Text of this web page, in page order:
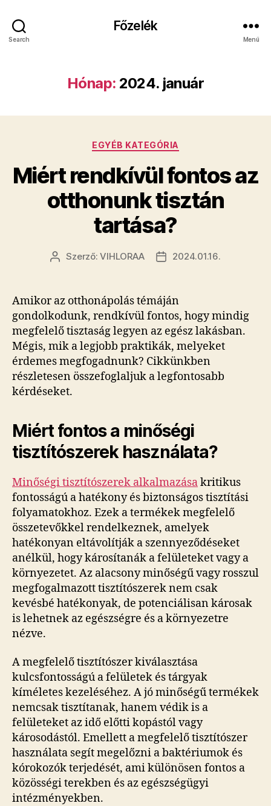
Search
Főzelék
Menü
Hónap: 2024. január
Kategóriák
EGYÉB KATEGÓRIA
Miért rendkívül fontos az
otthonunk tisztán
tartása?
Bejegyzés
Szerző:VIHLORAA
Bejegyzés
2024.01.16.
Amikor az otthonápolás témáján
gondolkodunk, rendkívül fontos, hogy mindig
megfelelő tisztaság legyen az egész lakásban.
Mégis, mik a legjobb praktikák, melyeket
érdemes megfogadnunk? Cikkünkben
részletesen összefoglaljuk a legfontosabb
kérdéseket.
Miért fontos a minőségi
tisztítószerek használata?
Minőségi tisztítószerek alkalmazásakritikus
fontosságú a hatékony és biztonságos tisztítási
folyamatokhoz. Ezek a termékek megfelelő
összetevőkkel rendelkeznek, amelyek
hatékonyan eltávolítják a szennyeződéseket
anélkül, hogy károsítanák a felületeket vagy a
környezetet. Az alacsony minőségű vagy rosszul
megfogalmazott tisztítószerek nem csak
kevésbé hatékonyak, de potenciálisan károsak
is lehetnek az egészségre és a környezetre
nézve.
A megfelelő tisztítószer kiválasztása
kulcsfontosságú a felületek és tárgyak
kíméletes kezeléséhez. A jó minőségű termékek
nemcsak tisztítanak, hanem védik is a
felületeket az idő előtti kopástól vagy
károsodástól. Emellett a megfelelő tisztítószer
használata segít megelőzni a baktériumok és
kórokozók terjedését, ami különösen fontos a
közösségi terekben és az egészségügyi
intézményekben.